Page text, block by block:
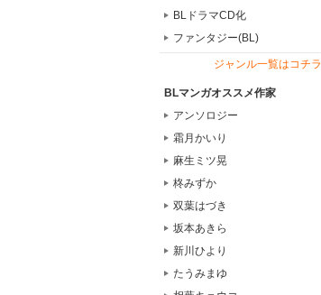
BLドラマCD化
ファンタジー(BL)
ジャンル一覧はコチラ
BLマンガオススメ作家
アンソロジー
霜月かいり
麻生ミツ晃
柊みずか
双葉はづき
坂本あきら
新川ひより
たうみまゆ